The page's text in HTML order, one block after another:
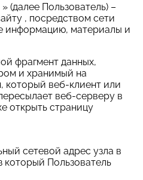
(далее Пользователь) –
, посредством сети
информацию, материалы и
фрагмент данных,
и хранимый на
который веб-клиент или
веб-серверу в
открыть страницу
сетевой адрес узла в
который Пользователь